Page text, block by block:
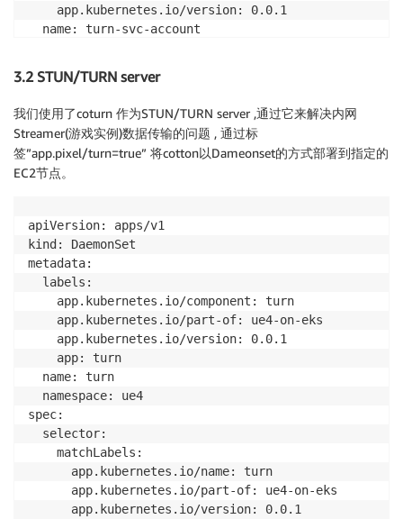
    app.kubernetes.io/version: 0.0.1
  name: turn-svc-account
3.2 STUN/TURN server
我们使用了coturn 作为STUN/TURN server ,通过它来解决内网
Streamer(游戏实例)数据传输的问题 , 通过标
签”app.pixel/turn=true” 将cotton以Dameonset的方式部署到指定的
EC2节点。
apiVersion: apps/v1
kind: DaemonSet
metadata:
  labels:
    app.kubernetes.io/component: turn
    app.kubernetes.io/part-of: ue4-on-eks
    app.kubernetes.io/version: 0.0.1
    app: turn
  name: turn
  namespace: ue4
spec:
  selector:
    matchLabels:
      app.kubernetes.io/name: turn
      app.kubernetes.io/part-of: ue4-on-eks
      app.kubernetes.io/version: 0.0.1